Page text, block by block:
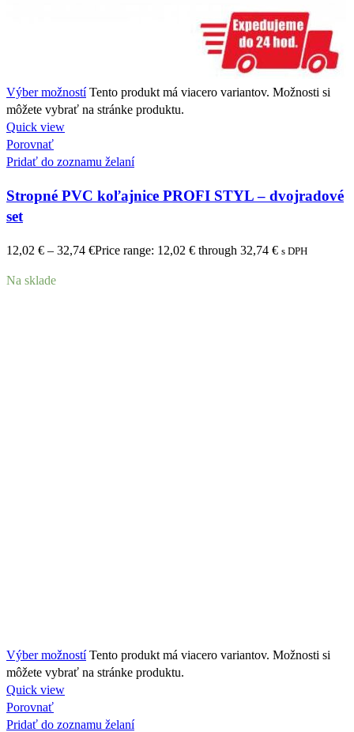
Výber možností Tento produkt má viacero variantov. Možnosti si
môžete vybrať na stránke produktu.
Quick view
Porovnať
Pridať do zoznamu želaní
Stropné PVC koľajnice PROFI STYL – dvojradové
set
12,02 € – 32,74 €Price range: 12,02 € through 32,74 € s DPH
Na sklade
Výber možností Tento produkt má viacero variantov. Možnosti si
môžete vybrať na stránke produktu.
Quick view
Porovnať
Pridať do zoznamu želaní